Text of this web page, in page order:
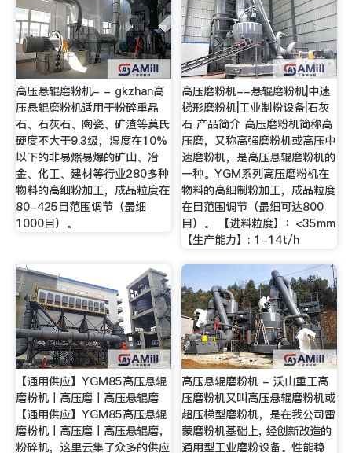
高压悬辊磨粉机- - gkzhan高
压悬辊磨粉机适用于粉碎重晶
石、石灰石、陶瓷、矿渣等莫氏
硬度不大于9.3级，湿度在10%
以下的非易燃易爆的矿山、冶
金、化工、建材等行业280多种
物料的高细粉加工，成品粒度在
80-425目范围调节（最细
1000目）。
高压磨粉机--悬辊磨粉机|中速
梯形磨粉机|工业制粉设备|石灰
石 产品简介 高压磨粉机简称高
压磨，又称高强磨粉机或高压中
速磨粉机，是高压悬辊磨粉机的
一种。YGM系列高压磨粉机在
物料的高细制粉加工，成品粒度
在目范围调节（最细可达800
目）。 【进料粒度】：<35mm
【生产能力】: 1-14t/h
【通用供应】YGM85高压悬辊
磨粉机丨高压磨丨高压悬辊磨
【通用供应】YGM85高压悬辊
磨粉机丨高压磨丨高压悬辊磨，
粉碎机，这里云集了众多的供应
高压悬辊磨粉机 - 沃山重工高
压磨粉机又叫高压悬辊磨粉机或
超压梯型磨粉机，是在我公司雷
蒙磨粉机基础上, 经创新改造的
通用型工业磨粉设备。性能稳